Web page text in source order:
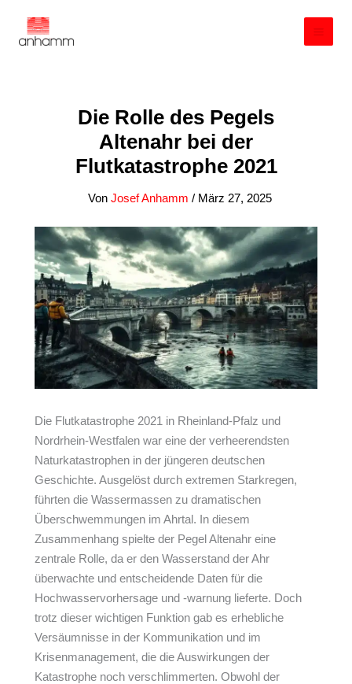
springen
Die Rolle des Pegels
Altenahr bei der
Flutkatastrophe 2021
Von Josef Anhamm / März 27, 2025
Die Flutkatastrophe 2021 in Rheinland-Pfalz und
Nordrhein-Westfalen war eine der verheerendsten
Naturkatastrophen in der jüngeren deutschen
Geschichte. Ausgelöst durch extremen Starkregen,
führten die Wassermassen zu dramatischen
Überschwemmungen im Ahrtal. In diesem
Zusammenhang spielte der Pegel Altenahr eine
zentrale Rolle, da er den Wasserstand der Ahr
überwachte und entscheidende Daten für die
Hochwasservorhersage und -warnung lieferte. Doch
trotz dieser wichtigen Funktion gab es erhebliche
Versäumnisse in der Kommunikation und im
Krisenmanagement, die die Auswirkungen der
Katastrophe noch verschlimmerten. Obwohl der